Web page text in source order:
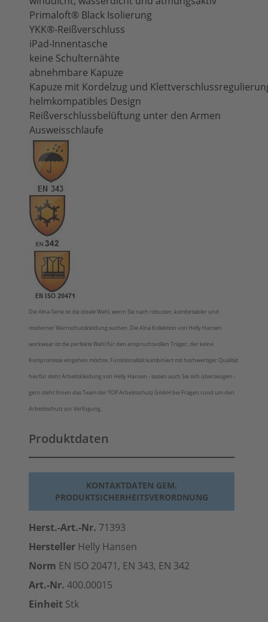
Primaloft® Black Isolierung
YKK®-Reißverschluss
iPad-Innentasche
keine Schulternähte
abnehmbare Kapuze
Kapuze mit Kordelzug und
helmkompatibles Design
Reißverschlussbelüftung unter den Armen
Ausweisschlaufe
Die Alna-Serie ist die ideale Wahl, wenn Sie nach robuster, komfortabler und
moderner Warnschutzkleidung suchen. Die Alna Kollektion von Helly Hansen
workwear ist die perfekte Wahl für den anspruchsvollen Träger, der keine
Kompromisse eingehen möchte. Funktionalität kombiniert mit hochwertiger Qualität
hierfür steht Arbeitskleidung von Helly Hansen - lassen auch Sie sich überzeugen -
gern steht Ihnen das Team der TOP Arbeitsschutz GmbH bei Fragen rund um den
Arbeitsschutz zur Verfügung.
Produktdaten
KONTAKTDATEN GEM.
PRODUKTSICHERHEITSVERORDNUNG
Herst.-Art.-Nr. 71393
Hersteller Helly Hansen
Norm EN ISO 20471, EN 343, EN 342
Art.-Nr. 400.00015
Einheit Stk